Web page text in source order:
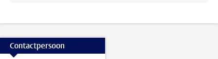
Contactpersoon